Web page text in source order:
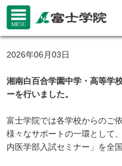
2026年06月03日
湘南白百合学園中学・高等学
ーを行いました。
富士学院では各学校からのご
様々なサポートの一環として
内医学部入試セミナー」を全